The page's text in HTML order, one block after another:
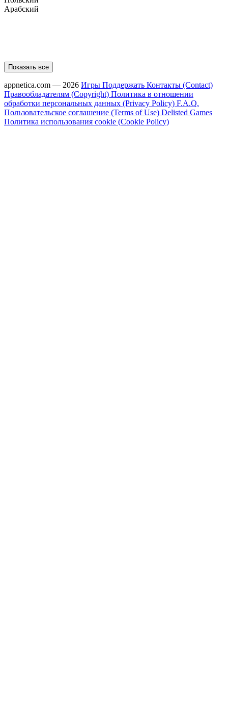
Арабский
Показать все
appnetica.com — 2026 Игры Поддержать Контакты (Contact)
Правообладателям (Copyright) Политика в отношении
обработки персональных данных (Privacy Policy) F.A.Q.
Пользовательское соглашение (Terms of Use) Delisted Games
Политика использования cookie (Cookie Policy)